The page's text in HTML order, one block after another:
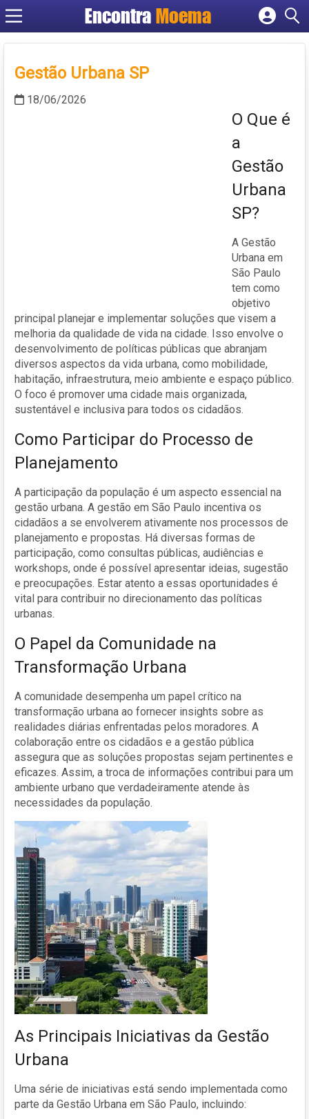
Encontra Moema
Criar conta
Gestão Urbana SP
18/06/2026
O Que é
a
Gestão
Urbana
SP?
A Gestão
Urbana em
São Paulo
tem como
objetivo
principal planejar e implementar soluções que visem a
melhoria da qualidade de vida na cidade. Isso envolve o
desenvolvimento de políticas públicas que abranjam
diversos aspectos da vida urbana, como mobilidade,
habitação, infraestrutura, meio ambiente e espaço público.
O foco é promover uma cidade mais organizada,
sustentável e inclusiva para todos os cidadãos.
Como Participar do Processo de
Planejamento
A participação da população é um aspecto essencial na
gestão urbana. A gestão em São Paulo incentiva os
cidadãos a se envolverem ativamente nos processos de
planejamento e propostas. Há diversas formas de
participação, como consultas públicas, audiências e
workshops, onde é possível apresentar ideias, sugestão
e preocupações. Estar atento a essas oportunidades é
vital para contribuir no direcionamento das políticas
urbanas.
O Papel da Comunidade na
Transformação Urbana
A comunidade desempenha um papel crítico na
transformação urbana ao fornecer insights sobre as
realidades diárias enfrentadas pelos moradores. A
colaboração entre os cidadãos e a gestão pública
assegura que as soluções propostas sejam pertinentes e
eficazes. Assim, a troca de informações contribui para um
ambiente urbano que verdadeiramente atende às
necessidades da população.
As Principais Iniciativas da Gestão
Urbana
Uma série de iniciativas está sendo implementada como
parte da Gestão Urbana em São Paulo, incluindo: